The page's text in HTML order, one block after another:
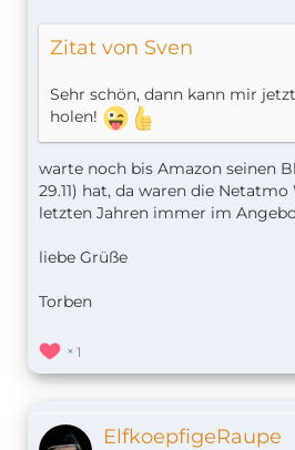
Zitat von Sven
Sehr schön, dann kann mir
holen!
warte noch bis Amazon seinen
29.11) hat, da waren die
letzten Jahren immer im
liebe Grüße
Torben
1
ElfkoepfigeRaupe